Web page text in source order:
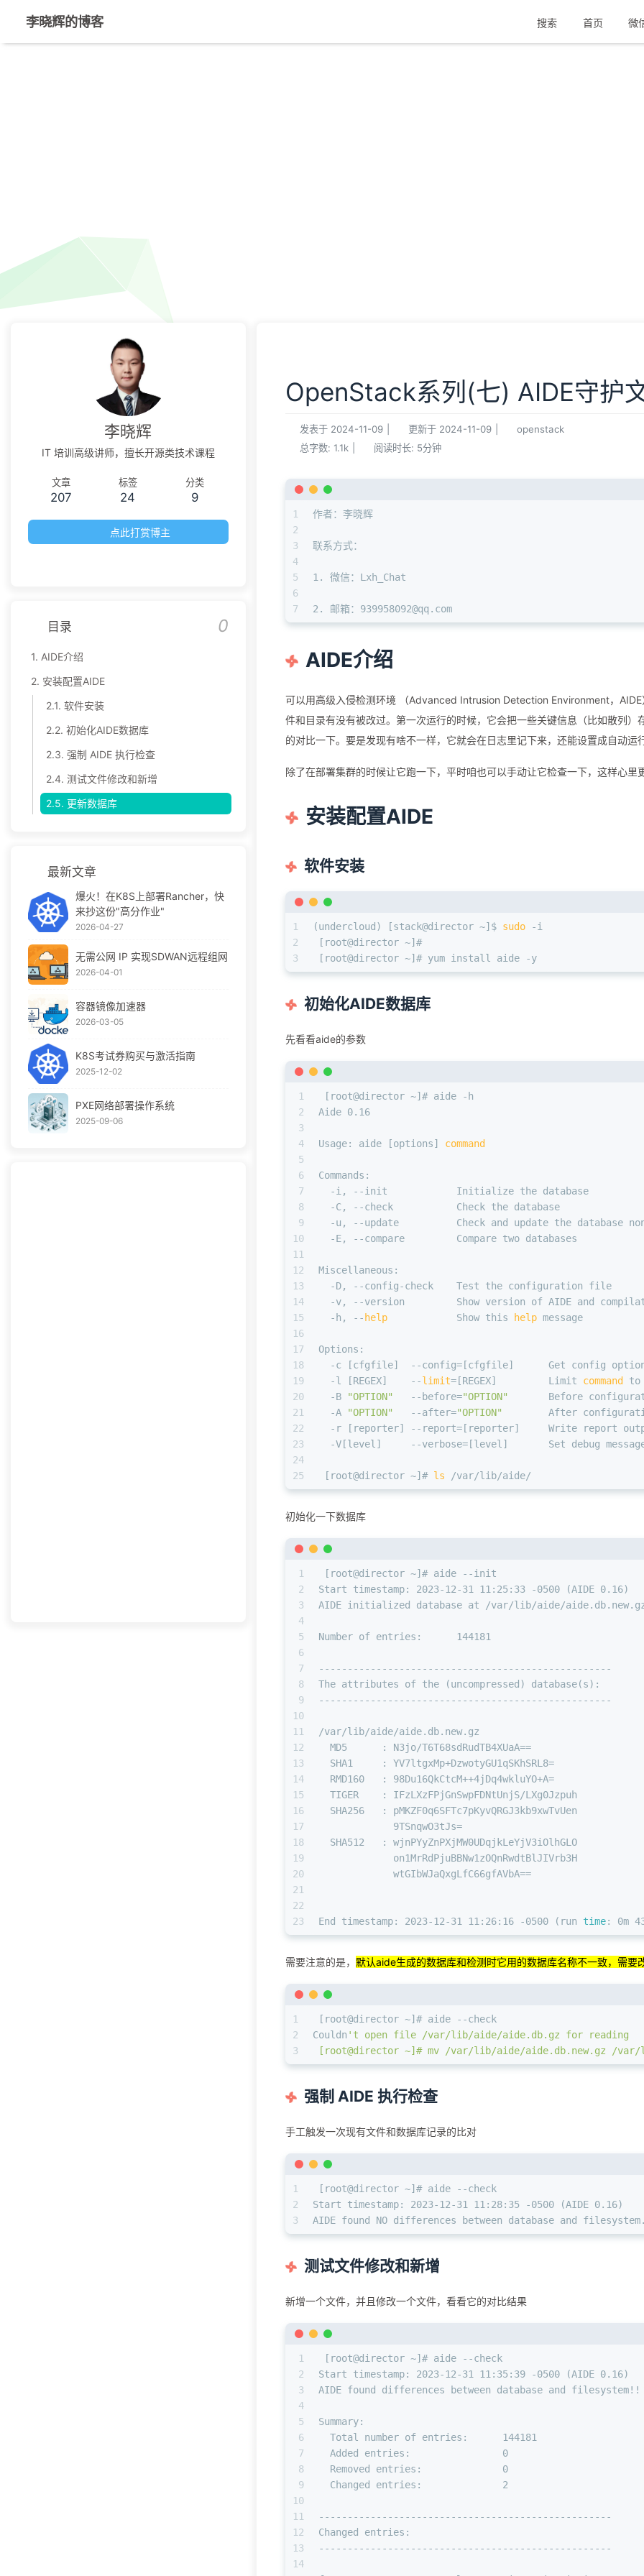
李晓辉的博客 搜索 首页 微
OpenStack系列(七) AIDE守护
发表于 2024-11-09 更新于 2024-11-09
openstack
总字数: 1.1k 阅读时长: 5分钟
1
2
3
4
5
6
7
作者：李晓辉
联系方式：
1. 微信：Lxh_Chat
2. 邮箱：939958092@qq.com
AIDE介绍
可以用⾼级⼊侵检测环境 （Advanced Intrusion Detection Environment，
件和目录有没有被改过。第一次运行的时候，它会把一些关键信息（比如散列
的对比一下。要是发现有啥不一样，它就会在日志里记下来，还能设置成自动运
除了在部署集群的时候让它跑一下，平时咱也可以手动让它检查一下，这样心里
安装配置AIDE
软件安装
1
2
3
(undercloud) [stack@director ~]$ sudo -i
[root@director ~]#
[root@director ~]# yum install aide -y
初始化AIDE数据库
先看看aide的参数
1
2
3
4
5
6
7
8
9
10
11
12
13
14
15
16
17
18
19
20
21
22
23
24
25
[root@director ~]# aide -h
Aide 0.16
Usage: aide [options] command
Commands:
  -i, --init            Initialize the database
  -C, --check           Check the database
-u, --update          Check and update the database
  -E, --compare         Compare two databases
Miscellaneous:
  -D, --config-check    Test the configuration file
-v, --version         Show version of AIDE and
  -h, --
help
            Show this
help message
Options:
-c [cfgfile]  --config=[cfgfile]      Get config
  -l [REGEX]    --
limit=[REGEX]         Limit command
to
  -B
"OPTION"
   --before=
"OPTION"
Before
  -A
"OPTION"
   --after=
"OPTION"
After
-r [reporter] --report=[reporter]     Write report
-V[level]     --verbose=[level]       Set debug
[root@director ~]# ls /var/lib/aide/
初始化一下数据库
1
2
3
4
5
6
7
8
9
10
11
12
13
14
15
16
17
18
19
20
21
22
23
[root@director ~]# aide --init
Start timestamp: 2023-12-31 11:25:33 -0500 (AIDE 0.16)
AIDE initialized database at /var/lib/aide/
Number of entries:      144181
---------------------------------------------------
The attributes of the (uncompressed) database(s):
---------------------------------------------------
/var/lib/aide/aide.db.new.gz
  MD5      : N3jo/T6T68sdRudTB4XUaA==
  SHA1     : YV7ltgxMp+DzwotyGU1qSKhSRL8=
  RMD160   : 98Du16QkCtcM++4jDq4wkluYO+A=
  TIGER    : IFzLXzFPjGnSwpFDNtUnjS/LXg0Jzpuh
  SHA256   : pMKZF0q6SFTc7pKyvQRGJ3kb9xwTvUen
             9TSnqwO3tJs=
  SHA512   : wjnPYyZnPXjMW0UDqjkLeYjV3iOlhGLO
             on1MrRdPjuBBNw1zOQnRwdtBlJIVrb3H
             wtGIbWJaQxgLfC66gfAVbA==
End timestamp: 2023-12-31 11:26:16 -0500 (run time: 0m
需要注意的是， 默认aide生成的数据库和检测时它用的数据库名称不一致，需要
1
2
3
[root@director ~]# aide --check
Couldn 't open file /var/lib/aide/aide.db.gz for reading
[root@director ~]# mv /var/lib/aide/aide.db.new.gz /
强制 AIDE 执⾏检查
手工触发一次现有文件和数据库记录的比对
1
2
3
[root@director ~]# aide --check
Start timestamp: 2023-12-31 11:28:35 -0500 (AIDE 0.16)
AIDE found NO differences between database and
测试文件修改和新增
新增一个文件，并且修改一个文件，看看它的对比结果
1
2
3
4
5
6
7
8
9
10
11
12
13
14
[root@director ~]# aide --check
Start timestamp: 2023-12-31 11:35:39 -0500 (AIDE 0.16)
AIDE found differences between database and filesystem!!
Summary:
  Total number of entries:      144181
  Added entries:                0
  Removed entries:              0
  Changed entries:              2
---------------------------------------------------
Changed entries:
---------------------------------------------------
李晓辉
IT 培训高级讲师，擅长开源类技术课程
文章
207
标签
24
分类
9
点此打赏博主
目录 0
1. AIDE介绍
2. 安装配置AIDE
2.1. 软件安装
2.2. 初始化AIDE数据库
2.3. 强制 AIDE 执⾏检查
2.4. 测试文件修改和新增
2.5. 更新数据库
最新文章
爆火！在K8S上部署Rancher，快
来抄这份"高分作业"
2026-04-27
无需公网 IP 实现SDWAN远程组网
2026-04-01
容器镜像加速器
2026-03-05
K8S考试券购买与激活指南
2025-12-02
PXE网络部署操作系统
2025-09-06